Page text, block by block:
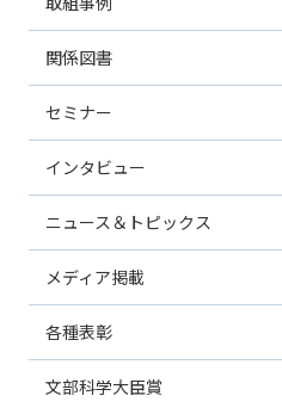
関係図書
セミナー
インタビュー
ニュース＆トピックス
メディア掲載
各種表彰
文部科学大臣賞